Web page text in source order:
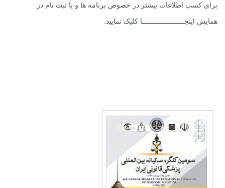
برای کسب اطلاعات بیشتر در خصوص برنامه ها و یا ثبت نام در
همایش اینجـــــــــــــــــــــا کلیک نمایید.